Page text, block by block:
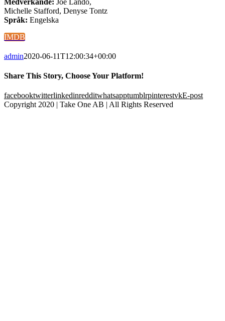
Michelle Stafford, Denyse Tontz
Språk: Engelska
IMDB
admin2020-06-11T12:00:34+00:00
Share This Story, Choose Your Platform!
facebooktwitterlinkedinredditwhatsapptumblrpinterestvkE-post
Copyright 2020 | Take One AB | All Rights Reserved